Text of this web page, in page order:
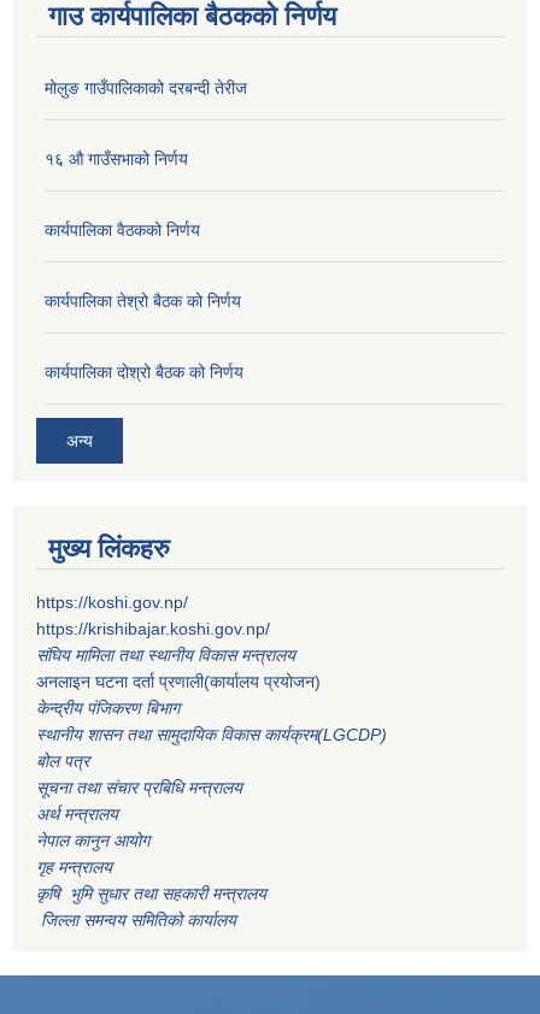
गाउ कार्यपालिका बैठकको निर्णय
मोलुङ गाउँपालिकाको दरबन्दी तेरीज
१६ औ गाउँसभाको निर्णय
कार्यपालिका वैठकको निर्णय
कार्यपालिका तेश्रो बैठक को निर्णय
कार्यपालिका दोश्रो बैठक को निर्णय
अन्य
मुख्य लिंकहरु
https://koshi.gov.np/
https://krishibajar.koshi.gov.np/
संघिय मामिला तथा स्थानीय विकास मन्त्रालय
अनलाइन घटना दर्ता प्रणाली(कार्यालय प्रयोजन)
केन्द्रीय पंजिकरण बिभाग
स्थानीय शासन तथा सामुदायिक विकास कार्यक्रम(LGCDP)
बोल पत्र
सूचना तथा संचार प्रबिधि मन्त्रालय
अर्थ मन्त्रालय
नेपाल कानुन आयोग
गृह मन्त्रालय
कृषि भुमि सुधार तथा सहकारी मन्त्रालय
जिल्ला समन्वय समितिको कार्यालय